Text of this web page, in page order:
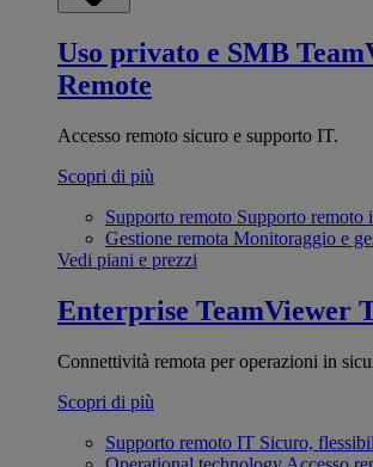
Uso privato e SMB
Remote
Accesso remoto sicuro e supporto IT.
Scopri di più
Supporto remoto Supporto remoto
Gestione remota Monitoraggio e
Vedi piani e prezzi
Enterprise TeamViewer
Connettività remota per operazioni in
Scopri di più
Supporto remoto IT Sicuro,